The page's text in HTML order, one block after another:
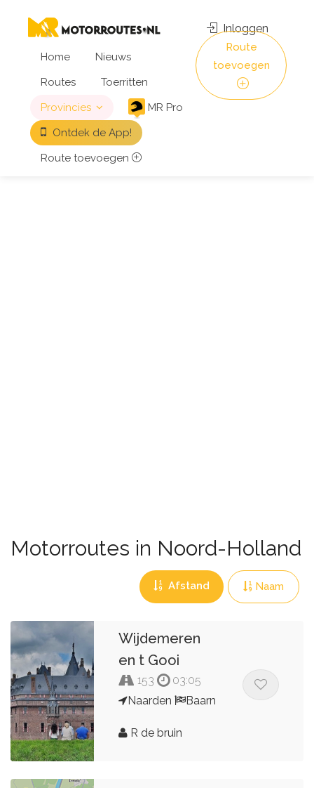
Home
Nieuws
Routes
Toerritten
Provincies
MR Pro
Ontdek de App!
Route toevoegen
Inloggen
Route
toevoegen
Motorroutes in Noord-Holland
Afstand Naam
Wijdemeren
en t Gooi
153
03:05
Naarden
Baarn
R de bruin